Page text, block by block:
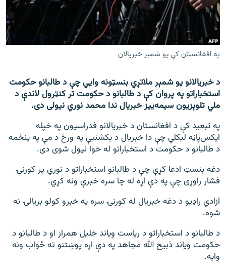
اړیکه
دري پاڼه
Azadi English
راسره ملګري شئ
د ازادې اروپا/ ازادي راډيو ټولې پاڼې
په افغانستان کې یو شمېر خبریالان
د خبریالانو یو شمېر ملاتړي بنسټونه وايي چې د طالبانو حکومت
استخباراتو په پروان کې د طالبانو د حکومت تر کنټرول لاندې د
ملي تلوېزیون سیمه‌ییز خبریال ندا محمد نوري نیولی دی.
په تبعید کې د افغانستان د خبریالانو فدراسیون په خپله
ایکس‌پاڼه لیکلي چې دا خبریال د یکشنبې په ورځ د مې په پنځمه
د طالبانو د حکومت د استخباراتو له خوا نیول شوی دی.
دغه بنسټ ادعا کړې چې د طالبانو استخباراتو د نوري پر کورنۍ
فشار راوړی چې په دې اړه له چا سره خبرې ونه کړي.
ازادي راډیو د دغه خبریال له کورنۍ سره په خبرو کولو بریالۍ نه
شوه.
د طالبانو د استخباراتو د ریاست ویاند خلیل همراز او د طالبانو د
حکومت ویاند ذبیح الله مجاهد په دې اړه پوښتنو ته ځواب ونه
وایه.